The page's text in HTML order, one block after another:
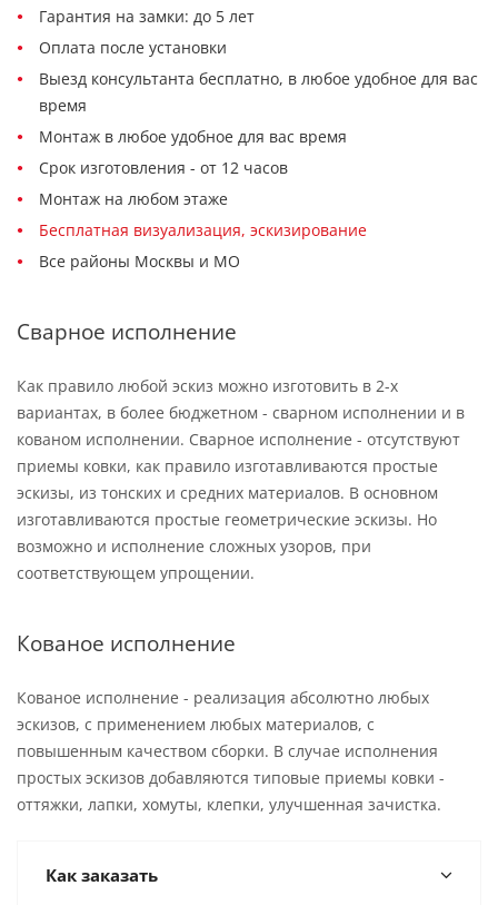
Гарантия на замки: до 5 лет
Оплата после установки
Выезд консультанта бесплатно, в любое удобное для вас
время
Монтаж в любое удобное для вас время
Срок изготовления - от 12 часов
Монтаж на любом этаже
Бесплатная визуализация, эскизирование
Все районы Москвы и МО
Сварное исполнение
Как правило любой эскиз можно изготовить в 2-х
вариантах, в более бюджетном - сварном исполнении и в
кованом исполнении. Сварное исполнение - отсутствуют
приемы ковки, как правило изготавливаются простые
эскизы, из тонских и средних материалов. В основном
изготавливаются простые геометрические эскизы. Но
возможно и исполнение сложных узоров, при
соответствующем упрощении.
Кованое исполнение
Кованое исполнение - реализация абсолютно любых
эскизов, с применением любых материалов, с
повышенным качеством сборки. В случае исполнения
простых эскизов добавляются типовые приемы ковки -
оттяжки, лапки, хомуты, клепки, улучшенная зачистка.
Как заказать